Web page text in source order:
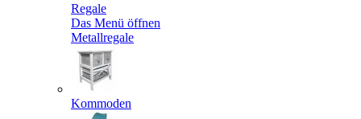
Regale
Das Menü öffnen
Metallregale
Kommoden